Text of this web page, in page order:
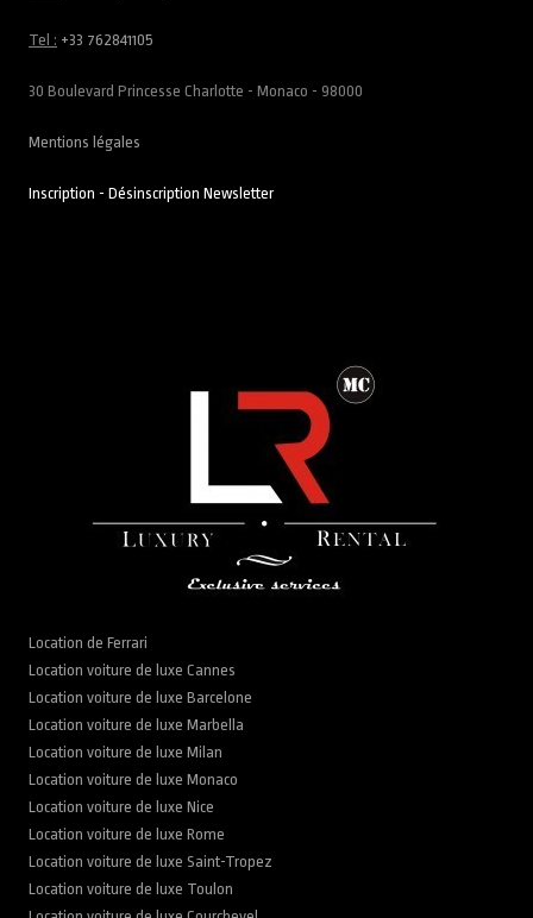
Tel : +33 762841105
30 Boulevard Princesse Charlotte - Monaco - 98000
Mentions légales
Inscription - Désinscription Newsletter
Location de Ferrari
Location voiture de luxe Cannes
Location voiture de luxe Barcelone
Location voiture de luxe Marbella
Location voiture de luxe Milan
Location voiture de luxe Monaco
Location voiture de luxe Nice
Location voiture de luxe Rome
Location voiture de luxe Saint-Tropez
Location voiture de luxe Toulon